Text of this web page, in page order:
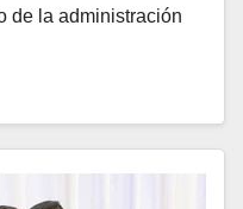
de la administración